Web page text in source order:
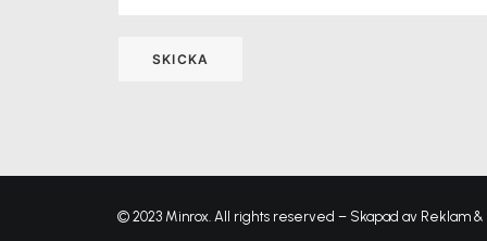
© 2023 Minrox. All rights reserved – Skapad av Reklam &